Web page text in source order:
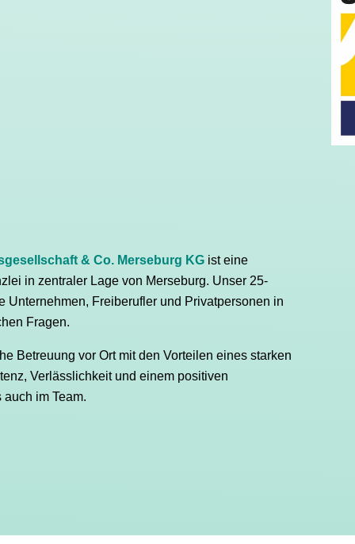
& Co. Merseburg KG ist eine
in zentraler Lage von Merseburg. Unser 25-
Unternehmen, Freiberufler und Privatpersonen in
Fragen.
Betreuung vor Ort mit den Vorteilen eines starken
Verlässlichkeit und einem positiven
im Team.